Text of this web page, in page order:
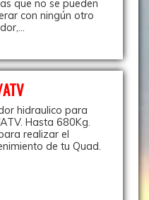
que no se pueden
con ningún otro
hidraulico para
Hasta 680Kg.
realizar el
de tu Quad.